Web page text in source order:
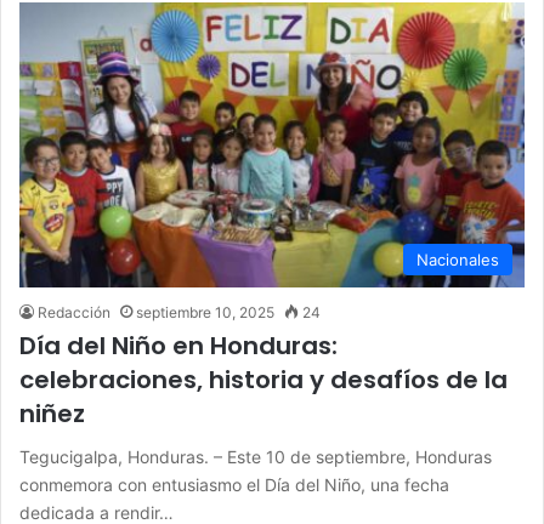
Nacionales
Redacción septiembre 10, 2025 24
Día del Niño en Honduras:
celebraciones, historia y desafíos de la
niñez
Tegucigalpa, Honduras. – Este 10 de septiembre, Honduras
conmemora con entusiasmo el Día del Niño, una fecha
dedicada a rendir…